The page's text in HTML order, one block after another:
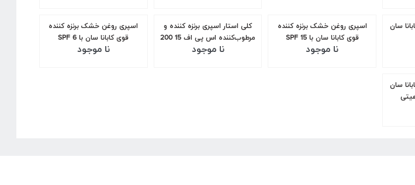
سان
اسپری روغن خشک برنزه کننده
قوی کابانا سان با SPF 15
نا موجود
کلی استار اسپری برنزه کننده و
مرطوب‌کننده اس پی اف 15 200
میل
نا موجود
اسپری روغن خشک برنزه کننده
قوی کابانا سان با SPF 6
نا موجود
سان